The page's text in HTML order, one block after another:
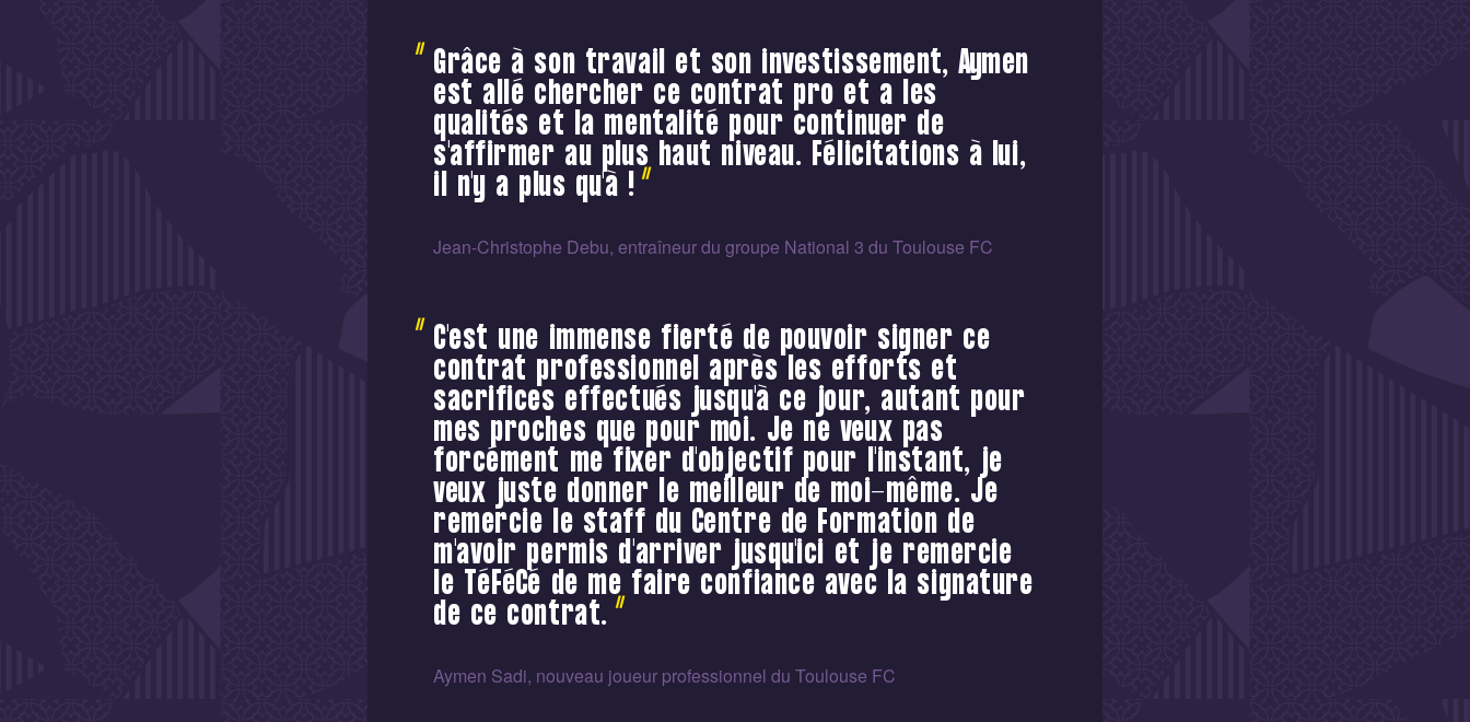
Grâce à son travail et son investissement, Aymen
est allé chercher ce contrat pro et a les
qualités et la mentalité pour continuer de
s'affirmer au plus haut niveau. Félicitations à lui,
il n'y a plus qu'à !
Jean-Christophe Debu, entraîneur du groupe National 3 du Toulouse FC
C'est une immense fierté de pouvoir signer ce
contrat professionnel après les efforts et
sacrifices effectués jusqu'à ce jour, autant pour
mes proches que pour moi. Je ne veux pas
forcément me fixer d'objectif pour l'instant, je
veux juste donner le meilleur de moi-même. Je
remercie le staff du Centre de Formation de
m'avoir permis d'arriver jusqu'ici et je remercie
le TéFéCé de me faire confiance avec la signature
de ce contrat.
Aymen Sadi, nouveau joueur professionnel du Toulouse FC